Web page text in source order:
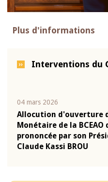
Plus d'informations
Interventions du
04 mars 2026
Allocution d'ouverture
Monétaire de la BCEAO
prononcée par son
Claude Kassi BROU